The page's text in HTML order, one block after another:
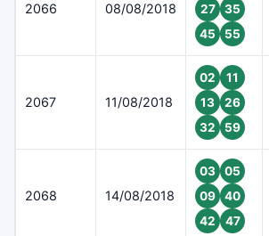
2066 08/08/2018
27
35
45
55
2067 11/08/2018
02
11
13
26
32
59
2068 14/08/2018
03
05
09
40
42
47